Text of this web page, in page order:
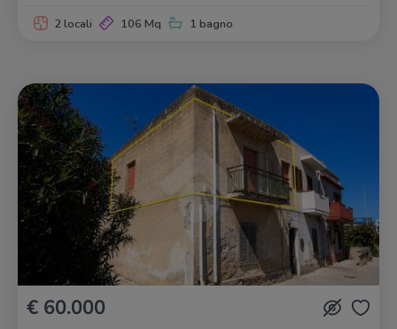
2 locali 106 Mq 1 bagno
€ 60.000